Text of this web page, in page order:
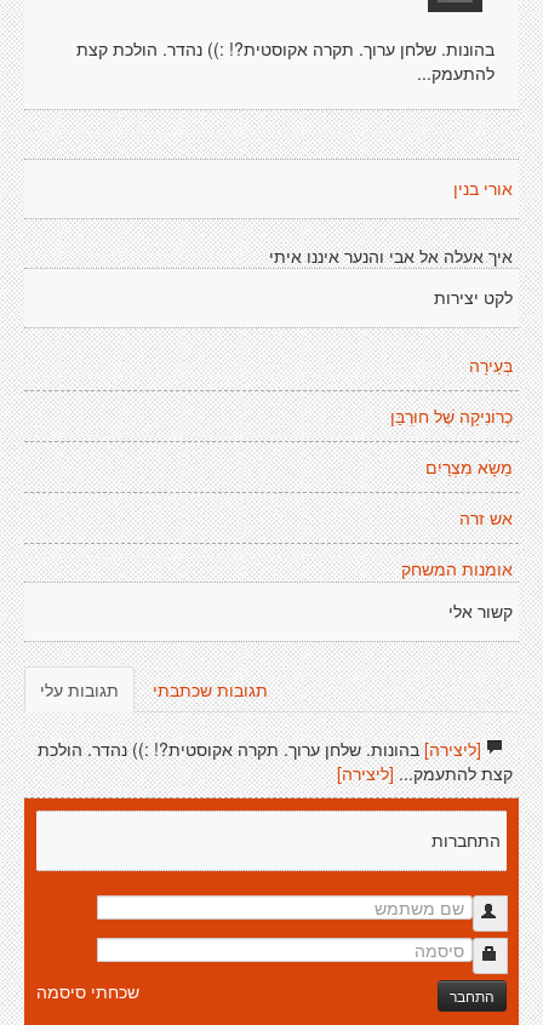
בהונות. שלחן ערוך. תקרה אקוסטית?! :)) נהדר. הולכת קצת
להתעמק...
אורי בנין
איך אעלה אל אבי והנער איננו איתי
לקט יצירות
בְּעֵירָה
כְרוֹנִיקָה שֶׁל חוּרְבַּן
מַשָׂא מִצְרַיִם
אש זרה
אומנות המשחק
קשור אלי
תגובות עלי תגובות שכתבתי
[ליצירה]בהונות. שלחן ערוך. תקרה אקוסטית?! :)) נהדר. הולכת
קצת להתעמק... [ליצירה]
התחברות
התחבר שכחתי סיסמה